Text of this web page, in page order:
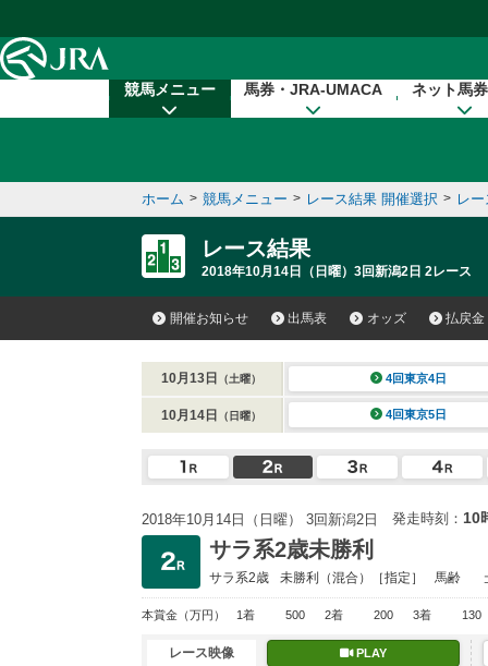
競馬メニュー 馬券・JRA-UMACA ネット馬
ホーム > 競馬メニュー > レース結果 開催選択 > レ
レース結果
2018年10月14日（日曜）3回新潟2日 2レース
開催お知らせ 出馬表 オッズ 払戻金
10月13日 （土曜） 4回東京4日
10月14日 （日曜） 4回東京5日
2018年10月14日（日曜） 3回新潟2日 発走時刻： 10
サラ系2歳未勝利
サラ系2歳 未勝利 （混合）［指定］ 馬齢
本賞金 （万円） 1着 500 2着 200 3着 130
レース映像 PLAY